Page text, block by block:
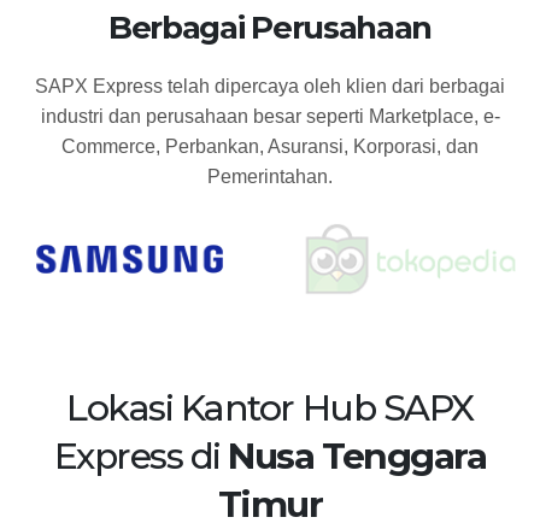
Berbagai Perusahaan
SAPX Express telah dipercaya oleh klien dari berbagai
industri dan perusahaan besar seperti Marketplace, e-
Commerce, Perbankan, Asuransi, Korporasi, dan
Pemerintahan.
Lokasi Kantor Hub SAPX
Express di Nusa Tenggara
Timur